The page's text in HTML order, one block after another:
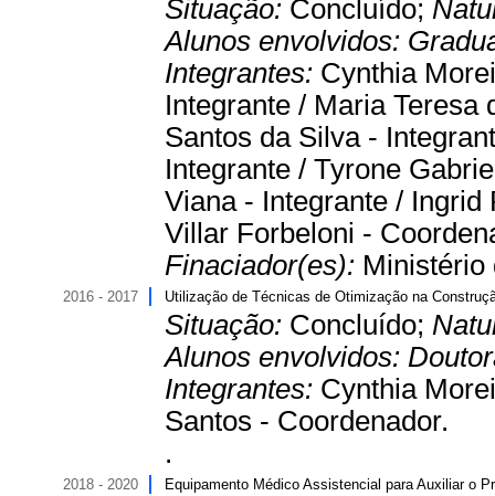
Situação: Concluído;
Alunos envolvidos:
Integrantes: Cynthia
Integrante / Maria
Santos da Silva -
Integrante / Tyrone
Viana - Integrante /
Villar Forbeloni -
Finaciador(es): Ministério
2016 - 2017 Utilização de Técnicas de Otimização na
Situação: Concluído;
Alunos envolvidos:
Integrantes: Cynthia
Santos - Coordenador.
.
2018 - 2020 Equipamento Médico Assistencial para Auxiliar o